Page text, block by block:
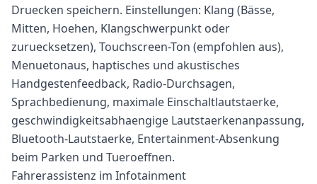
Druecken speichern. Einstellungen: Klang (Bässe,
Mitten, Hoehen, Klangschwerpunkt oder
zuruecksetzen), Touchscreen-Ton (empfohlen aus),
Menuetonaus, haptisches und akustisches
Handgestenfeedback, Radio-Durchsagen,
Sprachbedienung, maximale Einschaltlautstaerke,
geschwindigkeitsabhaengige Lautstaerkenanpassung,
Bluetooth-Lautstaerke, Entertainment-Absenkung
beim Parken und Tueroeffnen.
Fahrerassistenz im Infotainment